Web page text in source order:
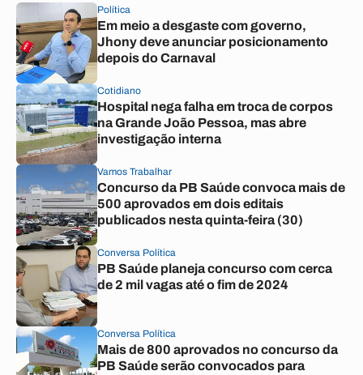
Política
Em meio a desgaste com governo,
Jhony deve anunciar posicionamento
depois do Carnaval
Cotidiano
Hospital nega falha em troca de corpos
na Grande João Pessoa, mas abre
investigação interna
Vamos Trabalhar
Concurso da PB Saúde convoca mais de
500 aprovados em dois editais
publicados nesta quinta-feira (30)
Conversa Política
PB Saúde planeja concurso com cerca
de 2 mil vagas até o fim de 2024
Conversa Política
Mais de 800 aprovados no concurso da
PB Saúde serão convocados para